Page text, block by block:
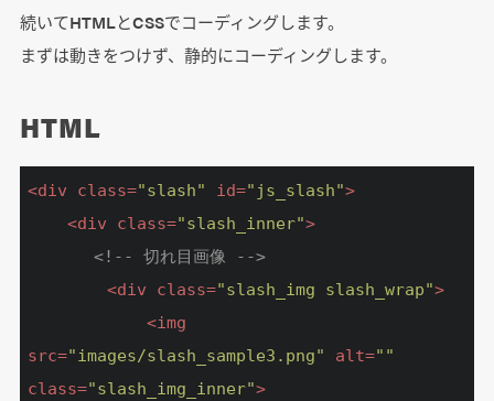
続いてHTMLとCSSでコーディングします。
まずは動きをつけず、静的にコーディングします。
HTML
<div class="slash" id="js_slash">
<div class="slash_inner">
<!-- 切れ目画像 -->
<div class="slash_img slash_wrap">
<img
src="images/slash_sample3.png" alt=""
class="slash_img_inner">